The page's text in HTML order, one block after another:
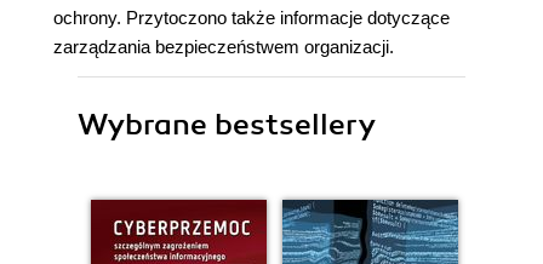
ochrony. Przytoczono także informacje dotyczące
zarządzania bezpieczeństwem organizacji.
Wybrane bestsellery